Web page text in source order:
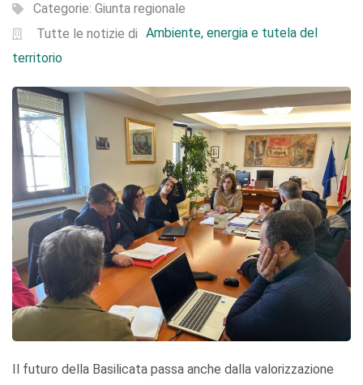
Categorie: Giunta regionale
Tutte le notizie di Ambiente, energia e tutela del
territorio
Il futuro della Basilicata passa anche dalla valorizzazione